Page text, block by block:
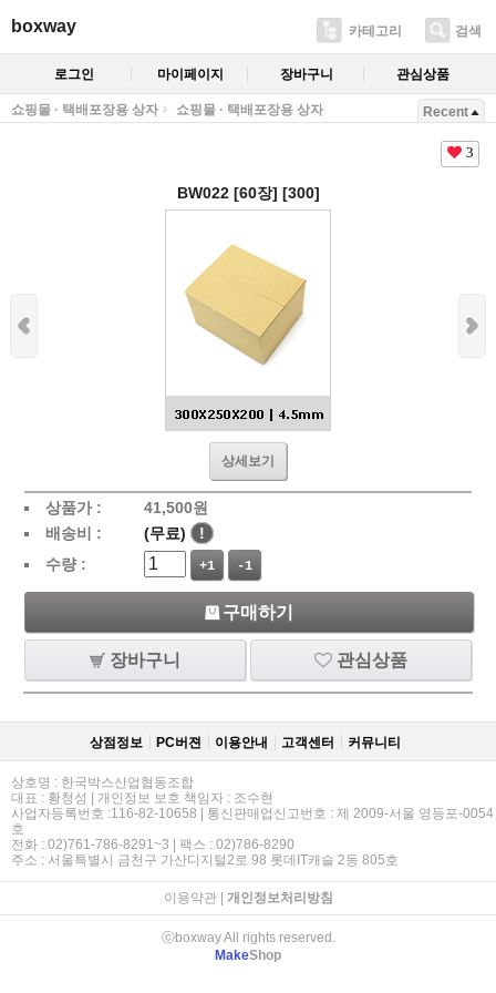
boxway 카테고리 검색
로그인 마이페이지 장바구니 관심상품
쇼핑몰 · 택배포장용 상자 쇼핑몰 · 택배포장용 상자 Recent
3
BW022 [60장] [300]
상세보기
상품가 : 41,500원
배송비 :
(무료)
!
수량 :
+1 -1
구매하기
장바구니 관심상품
상점정보 PC버젼 이용안내 고객센터 커뮤니티
상호명 : 한국박스산업협동조합
대표 : 황청성 | 개인정보 보호 책임자 : 조수현
사업자등록번호 :116-82-10658 | 통신판매업신고번호 : 제 2009-서울 영등포-0054
호
전화 : 02)761-786-8291~3 | 팩스 : 02)786-8290
주소 : 서울특별시 금천구 가산디지털2로 98 롯데IT캐슬 2동 805호
이용약관| 개인정보처리방침
ⓒboxway All rights reserved.
MakeShop